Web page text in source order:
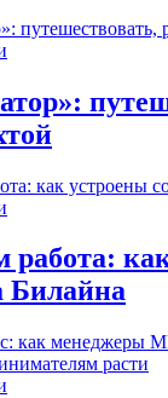
работа:
Билайна